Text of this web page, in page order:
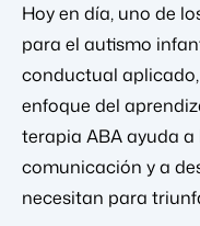
Hoy en día, uno de
para el autismo
conductual
enfoque del
terapia ABA ayuda
comunicación y a
necesitan para